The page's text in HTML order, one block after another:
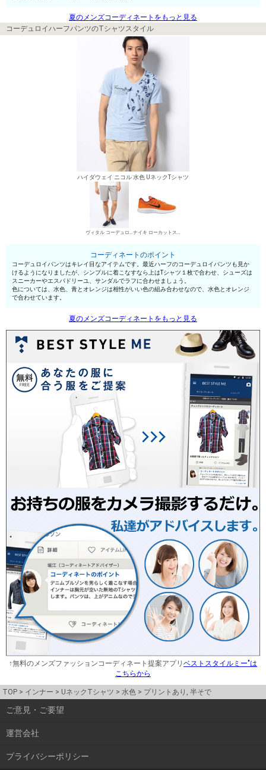
夏のメンズコーディネートをもっと見る
コーデュロイハーフパンツのTシャツスタイル
ハイダウェイ ニコル 水色 UネックTシャツ
ヴィタル コーデュロイパンツ ナイキ ローカットスニーカー
コーディネートのポイント
コーデュロイパンツはキレイ目なアイテムです。最近ハーフのコーデュロイパンツも見か
けるようになりましたが、シンプルに着こなすなら上はTシャツ１枚で合わせ、シューズは
スニーカーやエスパドリーユ、サンダルでラフに合わせましょう。
色については、水色、青とオレンジは相性がいい色の組み合わせなので、水色とオレンジ
で合わせています。
夏のメンズコーディネートをもっと見る
↑無料のメンズファッションコーディネート提案アプリ ベストスタイルミー"は
こちらから
TOP インナー UネックTシャツ 水色 プリントあり, 半そで
ご意見・ご要望
運営会社
プライバシーポリシー